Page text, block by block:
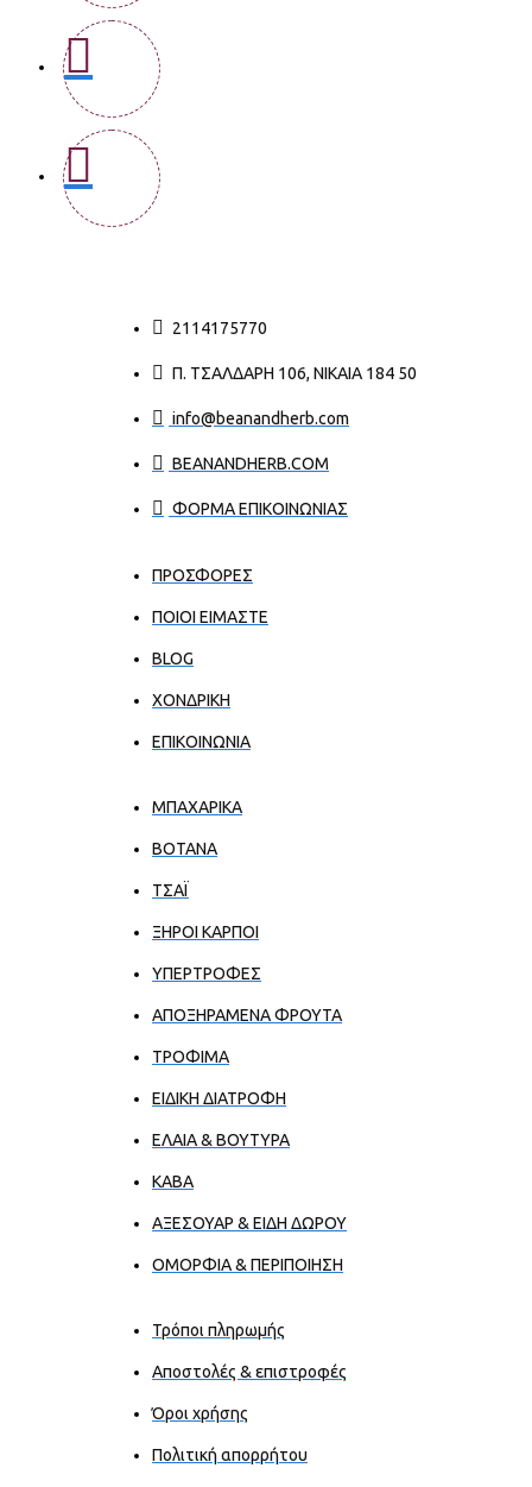
2114175770
Π. ΤΣΑΛΔΆΡΗ 106, ΝΊΚΑΙΑ 184 50
info@beanandherb.com
BEANANDHERB.COM
ΦΟΡΜΑ ΕΠΙΚΟΙΝΩΝΙΑΣ
ΠΡΟΣΦΟΡΕΣ
ΠΟΙΟΙ ΕΊΜΑΣΤΕ
BLOG
ΧΟΝΔΡΙΚΉ
ΕΠΙΚΟΙΝΩΝΊΑ
ΜΠΑΧΑΡΙΚΑ
ΒΟΤΑΝΑ
ΤΣΑΪ
ΞΗΡΟΙ ΚΑΡΠΟΙ
ΥΠΕΡΤΡΟΦΕΣ
ΑΠΟΞΗΡΑΜΕΝΑ ΦΡΟΥΤΑ
ΤΡΟΦΙΜΑ
ΕΙΔΙΚΗ ΔΙΑΤΡΟΦΗ
ΕΛΑΙΑ & ΒΟΥΤΥΡΑ
ΚΑΒΑ
ΑΞΕΣΟΥΑΡ & ΕΙΔΗ ΔΩΡΟΥ
ΟΜΟΡΦΙΑ & ΠΕΡΙΠΟΙΗΣΗ
Τρόποι πληρωμής
Αποστολές & επιστροφές
Όροι χρήσης
Πολιτική απορρήτου